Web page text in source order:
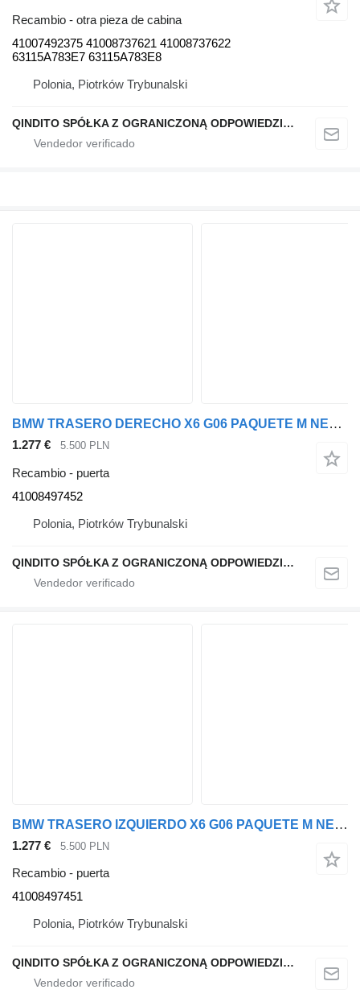
Recambio - otra pieza de cabina
41007492375 41008737621 41008737622
63115A783E7 63115A783E8
Polonia, Piotrków Trybunalski
QINDITO SPÓŁKA Z OGRANICZONĄ ODPOWIEDZIALNOŚCIĄ
BMW TRASERO DERECHO X6 G06 PAQUETE M NEGRO ZAFIRO METALIZADO 475 41008497452 puerta para BMW X6 G06 coche
1.277 € 5.500 PLN
Recambio - puerta
41008497452
Polonia, Piotrków Trybunalski
QINDITO SPÓŁKA Z OGRANICZONĄ ODPOWIEDZIALNOŚCIĄ
BMW TRASERO IZQUIERDO X6 G06 PAQUETE M NEGRO ZAFIRO METALIZADO 475 41008497451 puerta para BMW X6 G06 coche
1.277 € 5.500 PLN
Recambio - puerta
41008497451
Polonia, Piotrków Trybunalski
QINDITO SPÓŁKA Z OGRANICZONĄ ODPOWIEDZIALNOŚCIĄ